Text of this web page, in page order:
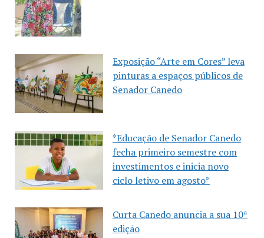
Exposição “Arte em Cores” leva
pinturas a espaços públicos de
Senador Canedo
*Educação de Senador Canedo
fecha primeiro semestre com
investimentos e inicia novo
ciclo letivo em agosto*
Curta Canedo anuncia a sua 10ª
edição